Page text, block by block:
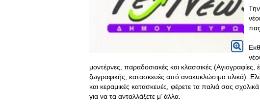
μοντέρνες, παραδοσιακές και κλασσικές
ζωγραφικής, κατασκευές από ανακυκλώσιμα υλικά).
και κεραμικές κατασκευές, φέρετε τα παλιά σας
για να τα ανταλλάξετε μ’ άλλα.